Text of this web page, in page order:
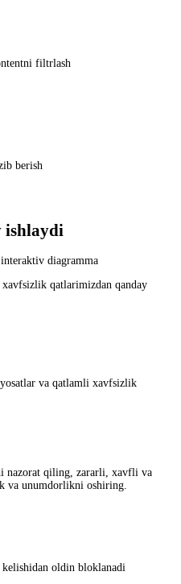
filtrlash
berish
ishlaydi
diagramma
qatlarimizdan qanday
va qatlamli xavfsizlik
nazorat qiling, zararli, xavfli va
va unumdorlikni oshiring.
oldin bloklanadi